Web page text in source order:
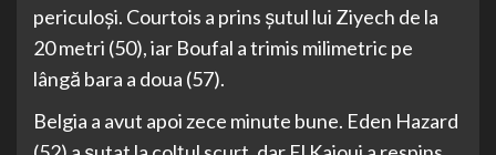
periculoşi. Courtois a prins şutul lui Ziyech de la
20 metri (50), iar Boufal a trimis milimetric pe
lângă bara a doua (57).
Belgia a avut apoi zece minute bune. Eden Hazard